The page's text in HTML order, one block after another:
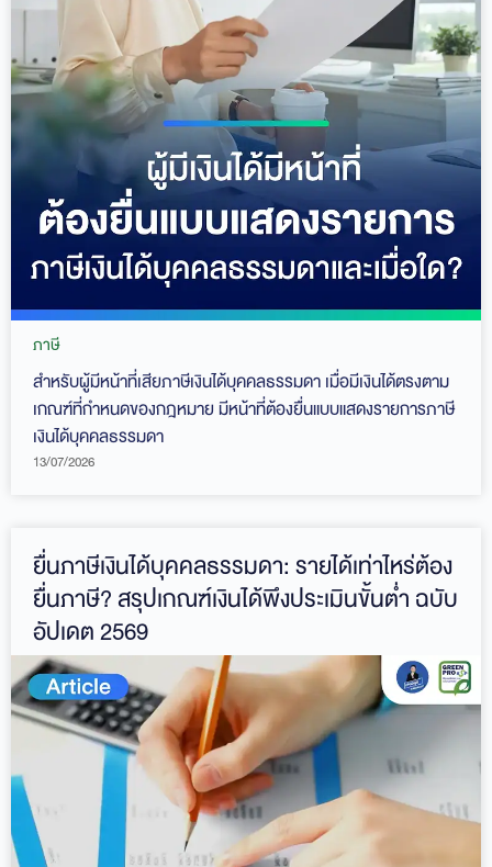
ภาษี
สำหรับผู้มีหน้าที่เสียภาษีเงินได้บุคคลธรรมดา เมื่อมีเงินได้ตรงตาม
เกณฑ์ที่กำหนดของกฎหมาย มีหน้าที่ต้องยื่นแบบแสดงรายการภาษี
เงินได้บุคคลธรรมดา
13/07/2026
ยื่นภาษีเงินได้บุคคลธรรมดา: รายได้เท่าไหร่ต้อง
ยื่นภาษี? สรุปเกณฑ์เงินได้พึงประเมินขั้นต่ำ ฉบับ
อัปเดต 2569